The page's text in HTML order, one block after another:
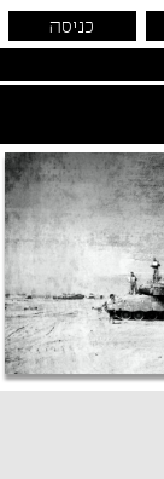
כניסה